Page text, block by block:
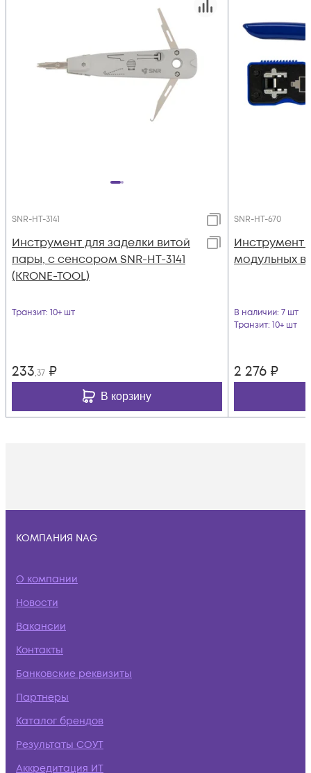
SNR-HT-3141
Инструмент для заделки витой
пары, с сенсором SNR-HT-3141
(KRONE-TOOL)
Транзит: 10+ шт
233,37 ₽
В корзину
SNR-HT-670
Инструмент
модульных
В наличии: 7 шт
Транзит: 10+ шт
2 276 ₽
КОМПАНИЯ NAG
О компании
Новости
Вакансии
Контакты
Банковские реквизиты
Партнеры
Каталог брендов
Результаты СОУТ
Аккредитация ИТ